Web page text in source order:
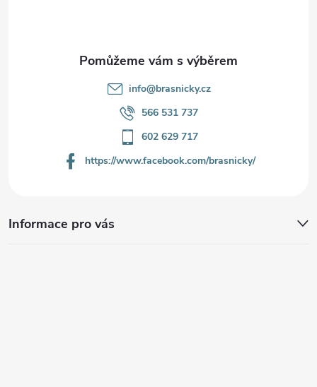
info@brasnicky.cz
566 531 737
602 629 717
https://www.facebook.com/brasnicky/
Informace pro vás